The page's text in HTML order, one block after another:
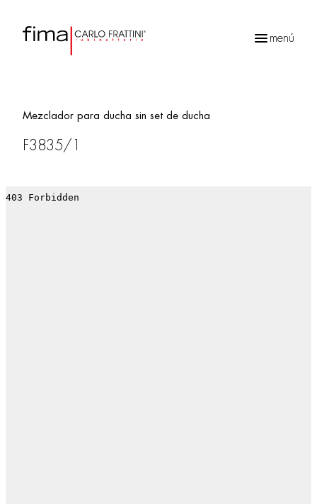
menú
Mezclador para ducha sin set de ducha
F3835/1